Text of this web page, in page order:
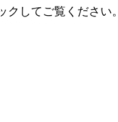
してご覧ください。